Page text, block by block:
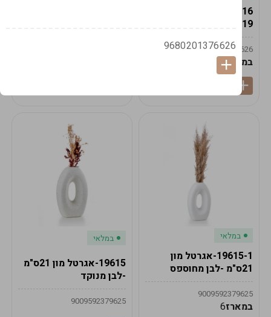
19ס"מ -קרם
9009492379626
במארז6
במלאי
19615-1-אגרטל מון
21ס"מ -לבן מחוספס
9009592379625
במארז6
במלאי
19615-אגרטל מון 21ס"מ
-לבן מנוקד
9009592379625
9680201376626